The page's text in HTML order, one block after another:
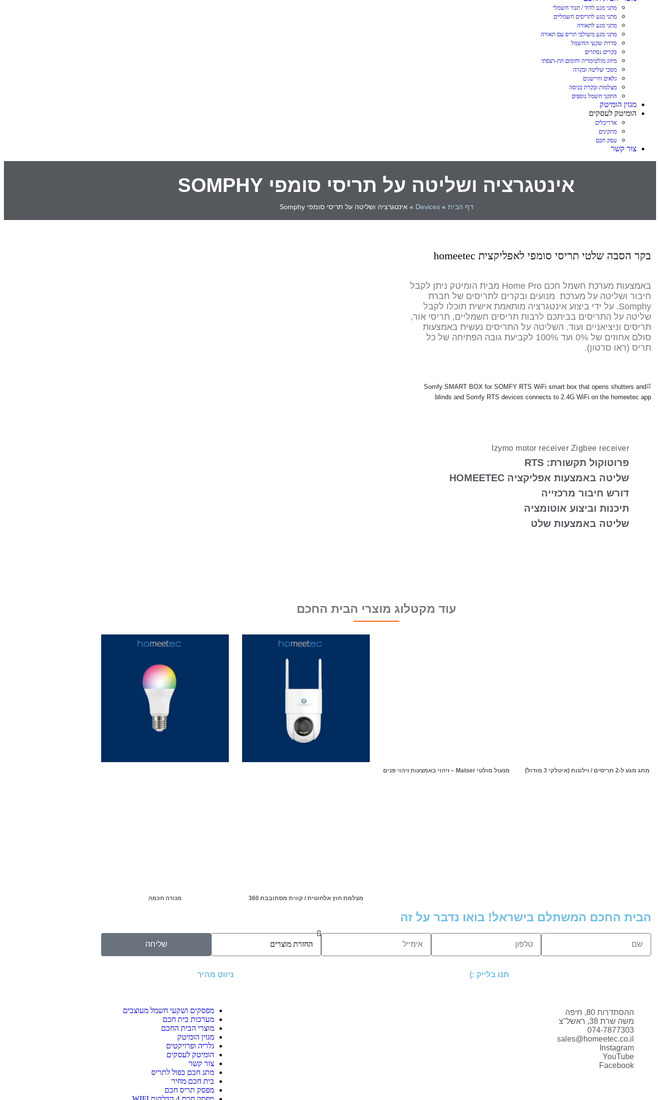
מתגי מגע לדוד / תנור חשמלי
מתגי מגע לתריסים חשמליים
מתגי מגע לתאורה
מתגי מגע משולבי תריס עם תאורה
סדרת שקעי החשמל
בקרים נסתרים
מיזוג מולטימדיה וחימום תת-רצפתי
מסכי שליטה ובקרה
גלאים וחיישנים
מצלמות ובקרת כניסה
התקני חשמל נוספים
מגזין הומיטק
הומיטק לעסקים
אדריכלים
מתקינים
עסק חכם
צור קשר
אינטגרציה ושליטה על תריסי סומפי SOMPHY
דף הבית »
Devices
»אינטגרציה ושליטה על תריסי סומפי Somphy
בקר הסבה שלטי תריסי סומפי לאפליקצית homeetec
באמצעות מערכת חשמל חכם Home Pro מבית הומיטק ניתן לקבל
חיבור ושליטה על מערכת מנועים ובקרים לתריסים של חברת
Somphy. על ידי ביצוע אינטגרציה מותאמת אישית תוכלו לקבל
שליטה על התריסים בביתכם לרבות תריסים חשמליים, תריסי אור,
תריסים וניציאניים ועוד. השליטה על התריסים נעשית באמצעות
סולם אחוזים של 0% ועד 100% לקביעת גובה הפתיחה של כל
תריס (ראו סרטון).
#
Somfy SMART BOX for SOMFY RTS WiFi smart box that opens shutters and
blinds and Somfy RTS devices connects to 2.4G WiFi on the homeetec app
Izymo motor receiver Zigbee receiver
פרוטוקול תקשורת: RTS
שליטה באמצעות אפליקציה HOMEETEC
דורש חיבור מרכזייה
תיכנות וביצוע אוטומציה
שליטה באמצעות שלט
עוד מקטלוג מוצרי הבית החכם
מתג מגע ל-2 תריסים / וילונות (איטלקי 3 מודול) מנעול מולטי Matser – זיהוי באמצעות זיהוי פנים
מצלמת חוץ אלחוטית / קווית מסתובבת 360 מנורה חכמה
הבית החכם המשתלם בישראל! בואו נדבר על זה
שליחה
ההסתדרות 80, חיפה
משה שרת 38, ראשל"צ
074-7877303
sales@homeetec.co.il
Instagram
YouTube
Facebook
תנו בלייק :) ניווט מהיר
מפסקים ושקעי חשמל מעוצבים
מערכות בית חכם
מוצרי הבית החכם
מגזין הומיטק
גלריה ופרויקטים
הומיטק לעסקים
צור קשר
מתג חכם כפול לתריס
בית חכם מחיר
מפסק תריס חכם